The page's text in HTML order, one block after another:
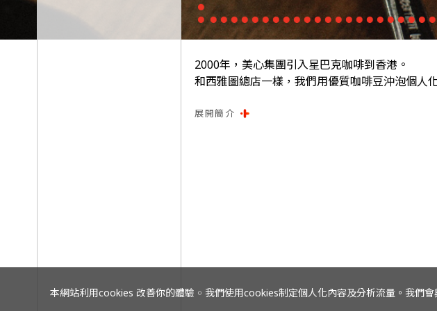
本網站利用cookies 改善你的體驗 ￮ 我們使用cookies制定個人化內容及分析流量。我們
2000年，美心集團引入星巴克咖啡到香港。
和西雅圖總店一樣，我們用優質咖啡豆沖泡個人
展開簡介